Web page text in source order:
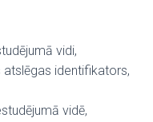
vidi,
identifikators,
vidē,